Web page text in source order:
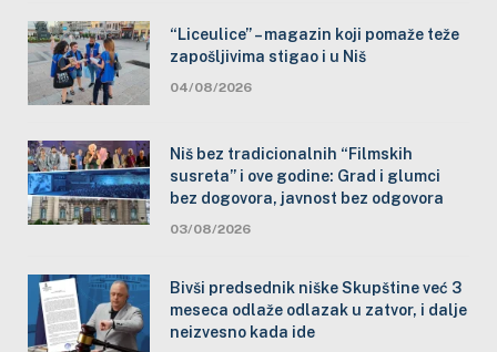
“Liceulice” – magazin koji pomaže teže
zapošljivima stigao i u Niš
04/08/2026
Niš bez tradicionalnih “Filmskih
susreta” i ove godine: Grad i glumci
bez dogovora, javnost bez odgovora
03/08/2026
Bivši predsednik niške Skupštine već 3
meseca odlaže odlazak u zatvor, i dalje
neizvesno kada ide